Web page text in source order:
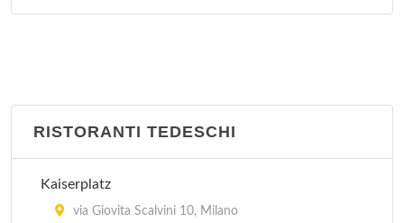
RISTORANTI TEDESCHI
Kaiserplatz
via Giovita Scalvini 10, Milano